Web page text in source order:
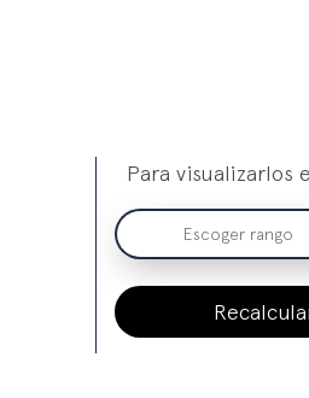
Para visualizarlos